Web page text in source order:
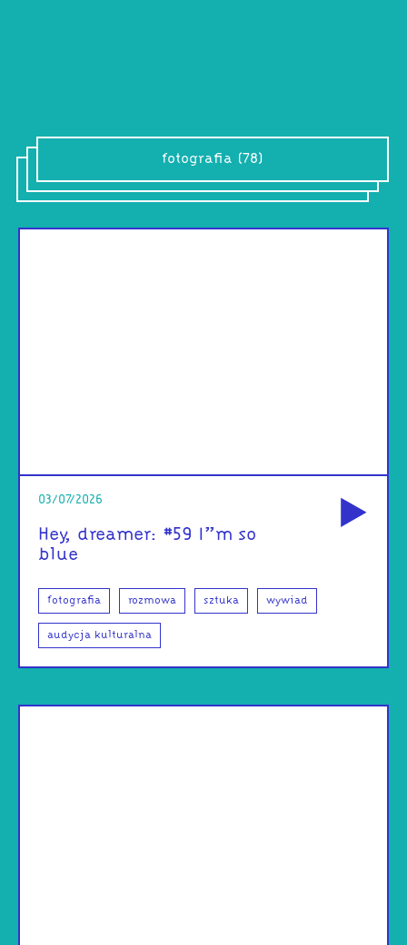
fotografia (78)
03/07/2026
Hey, dreamer: #59 I”m so
blue
fotografia rozmowa sztuka wywiad
audycja kulturalna